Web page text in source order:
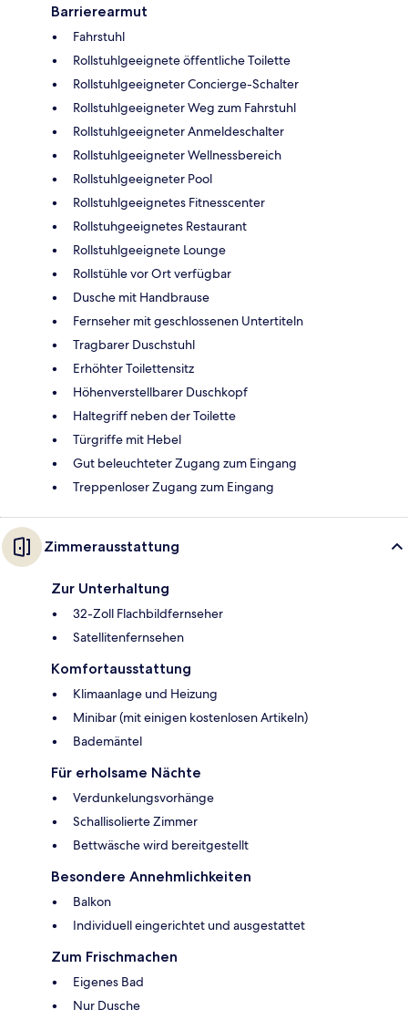
Barrierearmut
Fahrstuhl
Rollstuhlgeeignete öffentliche Toilette
Rollstuhlgeeigneter Concierge-Schalter
Rollstuhlgeeigneter Weg zum Fahrstuhl
Rollstuhlgeeigneter Anmeldeschalter
Rollstuhlgeeigneter Wellnessbereich
Rollstuhlgeeigneter Pool
Rollstuhlgeeignetes Fitnesscenter
Rollstuhgeeignetes Restaurant
Rollstuhlgeeignete Lounge
Rollstühle vor Ort verfügbar
Dusche mit Handbrause
Fernseher mit geschlossenen Untertiteln
Tragbarer Duschstuhl
Erhöhter Toilettensitz
Höhenverstellbarer Duschkopf
Haltegriff neben der Toilette
Türgriffe mit Hebel
Gut beleuchteter Zugang zum Eingang
Treppenloser Zugang zum Eingang
Zimmerausstattung
Zur Unterhaltung
32-Zoll Flachbildfernseher
Satellitenfernsehen
Komfortausstattung
Klimaanlage und Heizung
Minibar (mit einigen kostenlosen Artikeln)
Bademäntel
Für erholsame Nächte
Verdunkelungsvorhänge
Schallisolierte Zimmer
Bettwäsche wird bereitgestellt
Besondere Annehmlichkeiten
Balkon
Individuell eingerichtet und ausgestattet
Zum Frischmachen
Eigenes Bad
Nur Dusche